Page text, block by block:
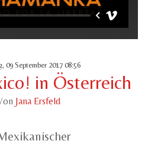
09 September 2017 08:56
in Österreich
Jana Ersfeld